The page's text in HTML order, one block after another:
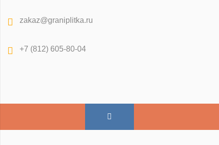
zakaz@graniplitka.ru
+7 (812) 605-80-04